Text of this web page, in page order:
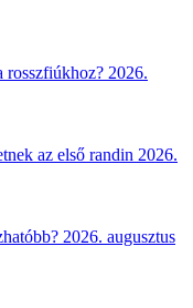
rosszfiúkhoz? 2026.
az első randin 2026.
2026. augusztus